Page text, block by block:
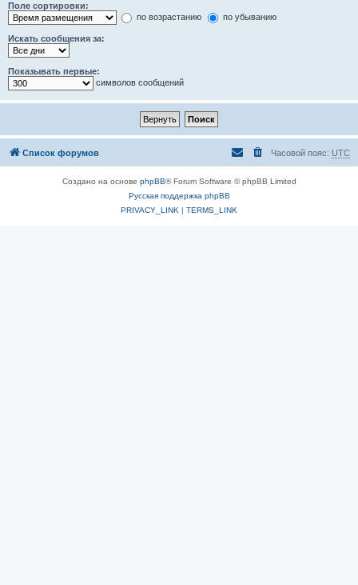
Поле сортировки:
по возрастанию
по убыванию
Искать сообщения за:
Показывать первые:
символов сообщений
Список форумов Часовой пояс: UTC
Создано на основе phpBB® Forum Software © phpBB Limited
Русская поддержка phpBB
PRIVACY_LINK
TERMS_LINK